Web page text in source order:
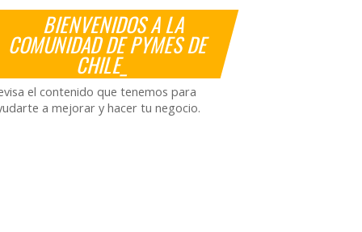
BIENVENIDOS A LA
COMUNIDAD DE PYMES DE
CHILE_
el contenido que tenemos para
a mejorar y hacer tu negocio.